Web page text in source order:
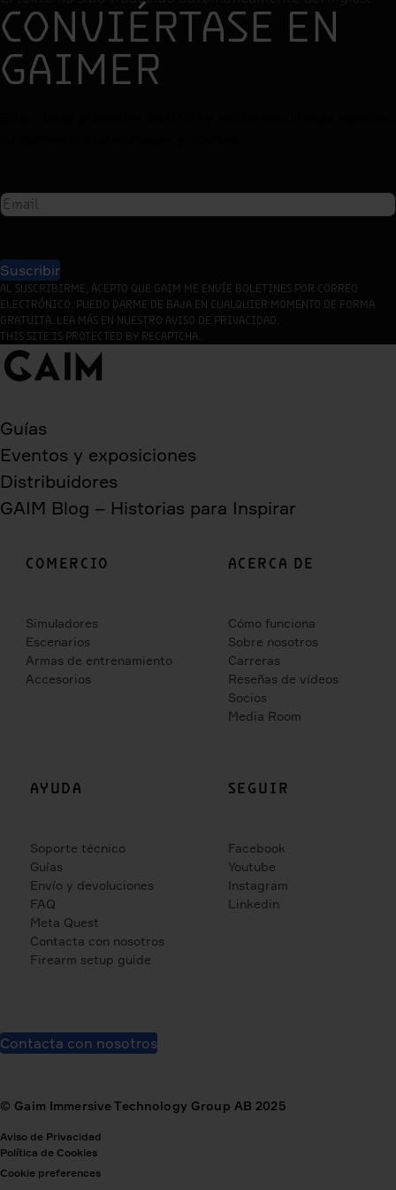
CONVIÉRTASE EN
GAIMER
Suscribir
AL SUSCRIBIRME, ACEPTO QUE GAIM ME ENVÍE BOLETINES POR CORREO
ELECTRÓNICO. PUEDO DARME DE BAJA EN CUALQUIER MOMENTO DE FORMA
GRATUITA. LEA MÁS EN NUESTRO AVISO DE PRIVACIDAD.
THIS SITE IS PROTECTED BY RECAPTCHA.
Guías
Eventos y exposiciones
Distribuidores
GAIM Blog – Historias para Inspirar
COMERCIO
Simuladores
Escenarios
Armas de entrenamiento
Accesorios
ACERCA DE
Cómo funciona
Sobre nosotros
Carreras
Reseñas de vídeos
Socios
Media Room
AYUDA
Soporte técnico
Guías
Envío y devoluciones
FAQ
Meta Quest
Contacta con nosotros
Firearm setup guide
SEGUIR
Facebook
Youtube
Instagram
Linkedin
Contacta con nosotros
© Gaim Immersive Technology Group AB 2025
Aviso de Privacidad
Política de Cookies
Cookie preferences